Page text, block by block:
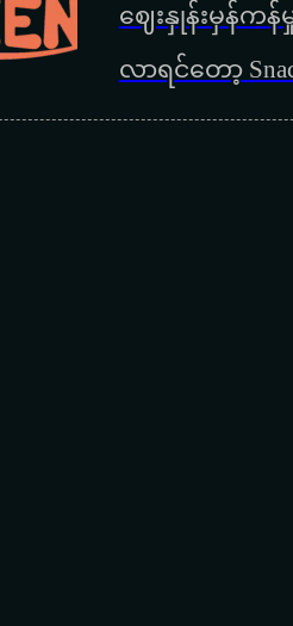
ဈေးနှုန်းမှန်က
လာရင်တော့